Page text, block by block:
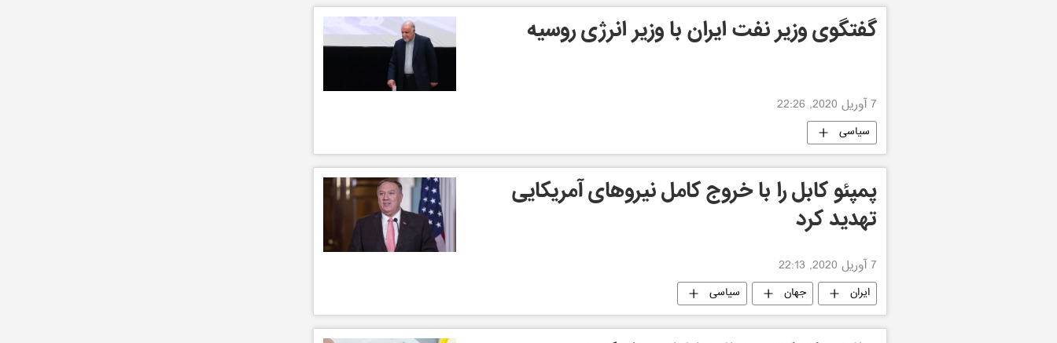
گفتگوی وزیر نفت ایران با وزیر انرژی روسیه
7 آوریل 2020, 22:26
سیاسی
پمپئو کابل را با خروج کامل نیروهای آمریکایی
تهدید کرد
7 آوریل 2020, 22:13
ایران جهان سیاسی